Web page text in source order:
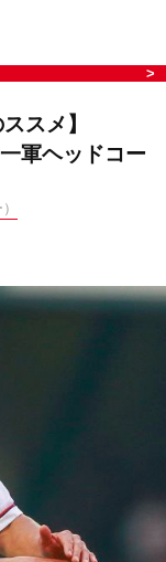
スメ】
軍ヘッドコー